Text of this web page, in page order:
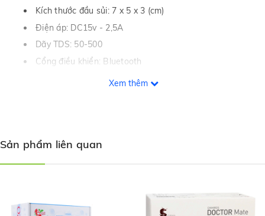
Kích thước đầu sủi: 7 x 5 x 3 (cm)
Điện áp: DC15v - 2,5A
Dãy TDS: 50-500
Cổng điều khiển: Bluetooth
thoại và đăng nhập vào ứng dụng, chọn mục New Chihiros
Nhấn nút Confirm để thiết bị bắt đầu hoạt động.
Máy sẽ hoạt động tự động ngắt nghỉ, từ 15-60 phút tùy
Xem thêm
Sản phẩm liên quan